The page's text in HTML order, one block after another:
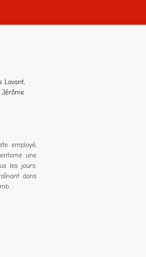
Lavant,
Jérôme
employé,
une
les jours.
dans